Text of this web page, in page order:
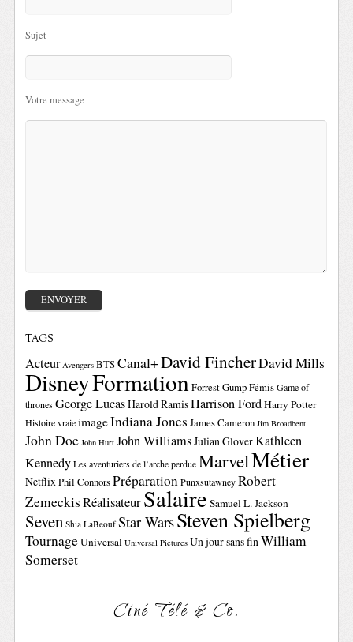
Sujet
Votre message
TAGS
Acteur Avengers BTSCanal+David FincherDavid Mills
DisneyFormationForrest GumpFémis Game of
thrones George LucasHarold RamisHarrison FordHarry Potter
Histoire vraie imageIndiana Jones James Cameron Jim Broadbent
John Doe John Hurt John WilliamsJulian GloverKathleen
Kennedy Les aventuriers de l’arche perdue MarvelMétier
NetflixPhil ConnorsPréparation Punxsutawney Robert
ZemeckisRéalisateurSalaire Samuel L. Jackson
Seven Shia LaBeouf Star WarsSteven Spielberg
TournageUniversal Universal Pictures Un jour sans finWilliam
Somerset
Ciné Télé & Co.